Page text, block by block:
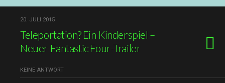
20. JULI 2015
Teleportation? Ein Kinderspiel –
Neuer Fantastic Four-Trailer
KEINE ANTWORT